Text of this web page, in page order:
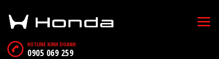
HOTLINE KINH DOANH:
0905 069 259